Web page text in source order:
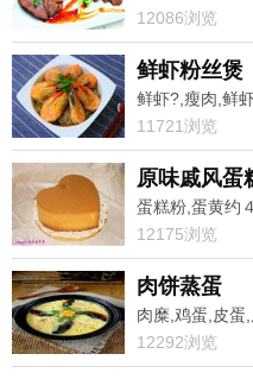
12086浏览
鲜虾粉丝煲
鲜虾?,瘦肉,鲜
11721浏览
原味戚风蛋
12175浏览
肉饼蒸蛋
肉糜,鸡蛋,皮蛋
12292浏览